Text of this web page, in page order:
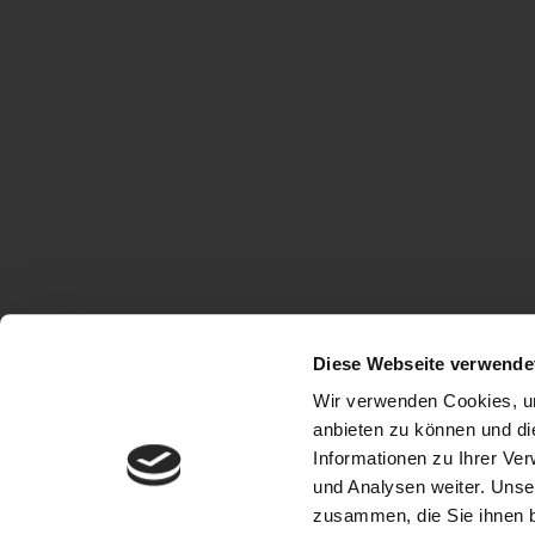
Diese Webseite
Wir verwenden Cookies,
anbieten zu können und
Informationen zu Ihrer
und Analysen weiter.
zusammen, die Sie ihnen